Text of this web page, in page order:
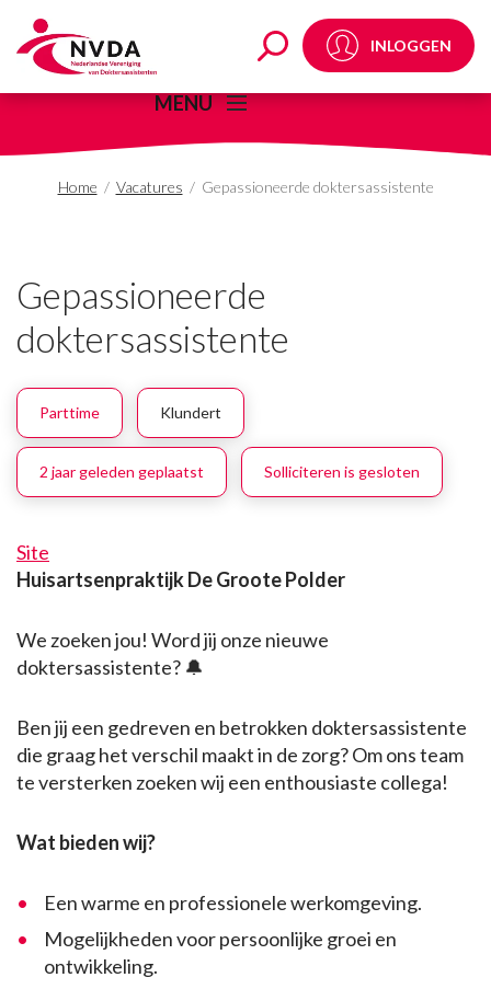
Gepassioneerde INLOGGEN
MENU
Home / Vacatures / Gepassioneerde doktersassistente
Gepassioneerde
doktersassistente
Parttime Klundert
2 jaar geleden geplaatst Solliciteren is gesloten
Site
Huisartsenpraktijk De Groote Polder
We zoeken jou! Word jij onze nieuwe
doktersassistente? 🔔
Ben jij een gedreven en betrokken doktersassistente
die graag het verschil maakt in de zorg? Om ons team
te versterken zoeken wij een enthousiaste collega!
Wat bieden wij?
Een warme en professionele werkomgeving.
Mogelijkheden voor persoonlijke groei en
ontwikkeling.